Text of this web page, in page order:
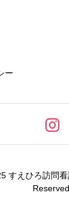
ー
すえひろ訪問